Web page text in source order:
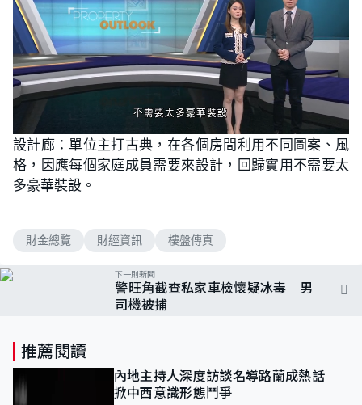
n
m
u
t
e
o
a
d
e
d
設計廊：單位主打古典，在各個房間利用不同圖案、風
格，因應每個家庭成員需要來設計，回歸實用不需要太
多豪華裝設。
財金總覽 財經資訊 樓盤傳真
下一則新聞
警旺角截查私家車檢懷疑冰毒 男
司機被捕
推薦閱讀
內地主持人深度訪談名導路蘭成熱話
掀中西意識形態鬥爭